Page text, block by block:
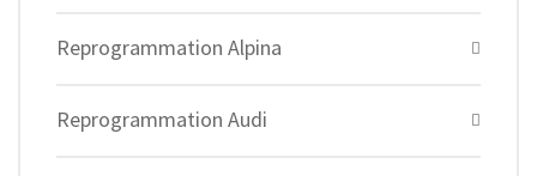
Reprogrammation Alpina
Reprogrammation Audi